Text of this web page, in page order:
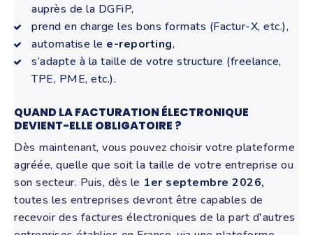
auprès de la DGFiP,
prend en charge les bons formats (Factur-X, etc.),
automatise le e-reporting,
s’adapte à la taille de votre structure (freelance,
TPE, PME, etc.).
QUAND LA FACTURATION ÉLECTRONIQUE
DEVIENT-ELLE OBLIGATOIRE ?
Dès maintenant, vous pouvez choisir votre plateforme
agréée, quelle que soit la taille de votre entreprise ou
son secteur. Puis, dès le 1er septembre 2026,
toutes les entreprises devront être capables de
recevoir des factures électroniques de la part d'autres